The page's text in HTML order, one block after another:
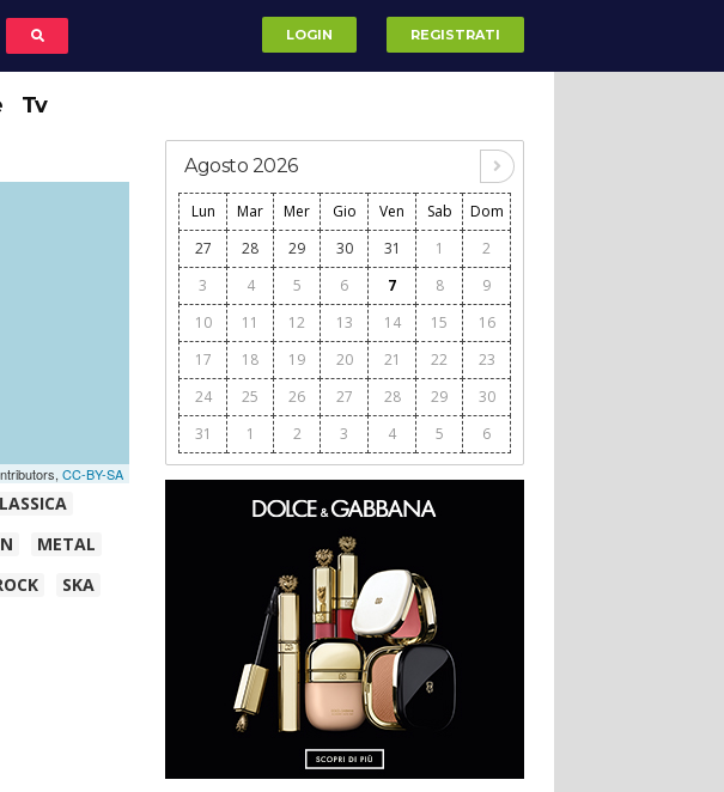
LOGIN REGISTRATI
Tv
CC-BY-SA
METAL
SKA
Agosto 2026
Lun Mar Mer Gio Ven Sab
Dom
27
28 29 30 31 1
2
3
4 5 6 7 8
9
10
11 12 13 14 15
16
17
18 19 20 21 22
23
24
25 26 27 28 29
30
31
1 2 3 4 5 6